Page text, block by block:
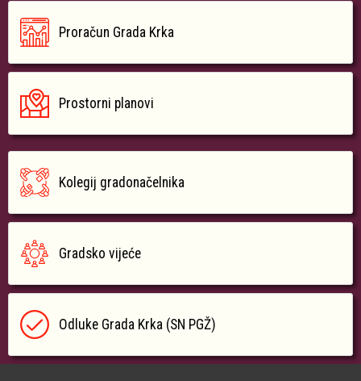
Proračun Grada Krka
Prostorni planovi
Kolegij gradonačelnika
Gradsko vijeće
Odluke Grada Krka (SN PGŽ)